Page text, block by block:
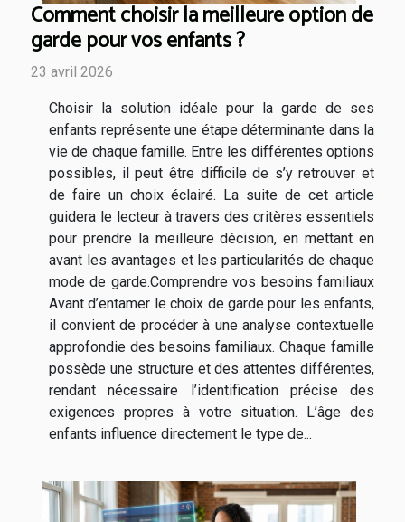
Comment choisir la meilleure option de
garde pour vos enfants ?
23 avril 2026
Choisir la solution idéale pour la garde de ses
enfants représente une étape déterminante dans la
vie de chaque famille. Entre les différentes options
possibles, il peut être difficile de s’y retrouver et
de faire un choix éclairé. La suite de cet article
guidera le lecteur à travers des critères essentiels
pour prendre la meilleure décision, en mettant en
avant les avantages et les particularités de chaque
mode de garde.Comprendre vos besoins familiaux
Avant d’entamer le choix de garde pour les enfants,
il convient de procéder à une analyse contextuelle
approfondie des besoins familiaux. Chaque famille
possède une structure et des attentes différentes,
rendant nécessaire l’identification précise des
exigences propres à votre situation. L’âge des
enfants influence directement le type de...